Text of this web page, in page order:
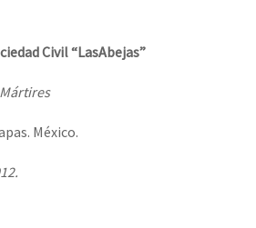
Civil“LasAbejas”
Mártires
México.